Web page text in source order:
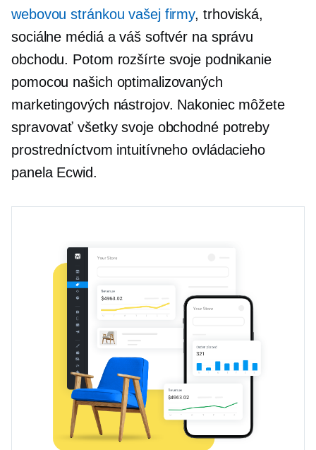
webovou stránkou vašej firmy, trhoviská,
sociálne médiá a váš softvér na správu
obchodu. Potom rozšírte svoje podnikanie
pomocou našich optimalizovaných
marketingových nástrojov. Nakoniec môžete
spravovať všetky svoje obchodné potreby
prostredníctvom intuitívneho ovládacieho
panela Ecwid.